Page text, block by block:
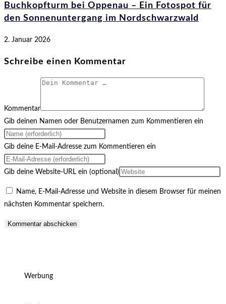
Buchkopfturm bei Oppenau – Ein Fotospot für
den Sonnenuntergang im Nordschwarzwald
2. Januar 2026
Schreibe einen Kommentar
Kommentar
Gib deinen Namen oder Benutzernamen zum Kommentieren ein
Gib deine E-Mail-Adresse zum Kommentieren ein
Gib deine Website-URL ein (optional)
Name, E-Mail-Adresse und Website in diesem Browser für meinen
nächsten Kommentar speichern.
Werbung